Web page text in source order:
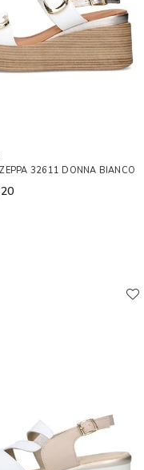
32611 DONNA BIANCO